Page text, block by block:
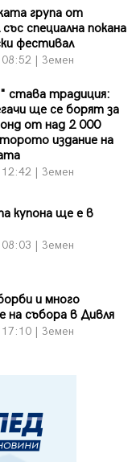
група от
специална покана
фестивал
| Земен
става традиция:
ще се борят за
от над 2 000
издание на
| Земен
купона ще е в
| Земен
и много
на събора в Дивля
| Земен